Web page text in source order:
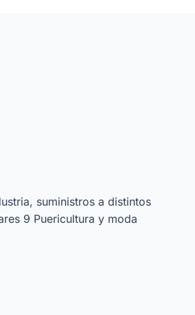
suministros a distintos
9 Puericultura y moda